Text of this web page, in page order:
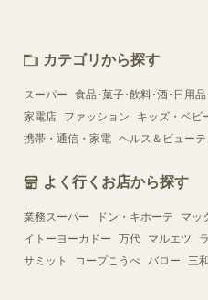
カテゴリから探す
スーパー 食品･菓子･飲料･酒･日用
家電店
ファッション キッズ・ベビ
携帯・通信・家電 ヘルス＆ビュー
よく行くお店から探す
業務スーパー ドン・キホーテ マッ
イトーヨーカドー
万代 マルエツ
サミット
コープこうべ バロー 三和